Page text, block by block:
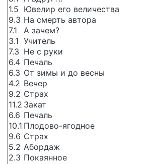
1.5 Ювелир его величества
9.3 На смерть автора
7.1
А зачем?
3.1 Учитель
7.3 Не с руки
6.4 Печаль
6.3 От зимы и до весны
4.2 Вечер
9.2 Страх
11.2 Закат
6.6 Печаль
10.1 Плодово-ягодное
9.6 Страх
5.2 Абордаж
2.3 Покаянное